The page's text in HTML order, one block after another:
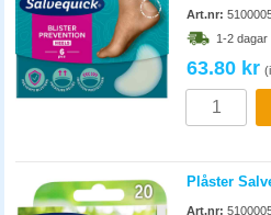
Art.nr:
1-2 dagar
63.80 kr
Plåster
Art.nr: